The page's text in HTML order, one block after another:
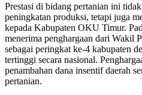
Prestasi di bidang pertanian ini
peningkatan produksi, tetapi juga
kepada Kabupaten OKU Timur.
menerima penghargaan dari Wakil
sebagai peringkat ke-4 kabupaten
tertinggi secara nasional.
penambahan dana insentif daerah
pertanian.